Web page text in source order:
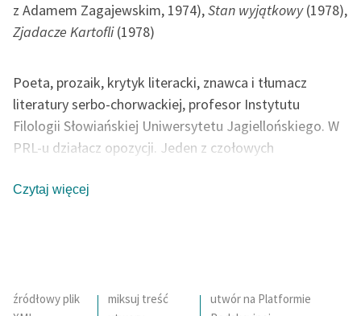
z Adamem Zagajewskim, 1974),Stan wyjątkowy(1978),
Zjadacze Kartofli(1978)
Poeta, prozaik, krytyk literacki, znawca i tłumacz
literatury serbo-chorwackiej, profesor Instytutu
Filologii Słowiańskiej Uniwersytetu Jagiellońskiego. W
PRL-u działacz opozycji. Jeden z czołowych
Adamem Zagajewskim współautor kluczowej dla tego
Czytaj więcej
źródłowy plik
miksuj treść
utwór na Platformie